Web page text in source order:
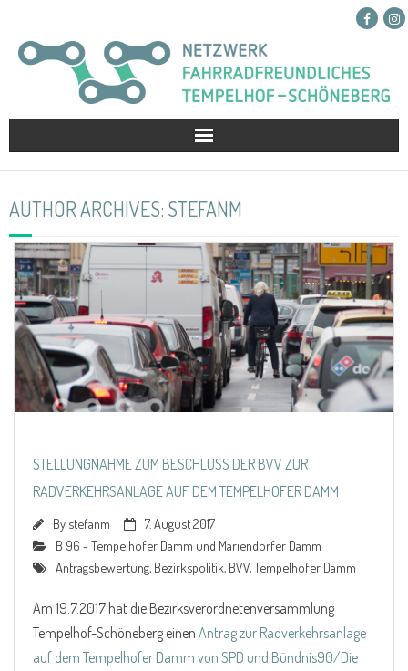
Netzwerk
Projekte
Presse
Kontakt
Spenden
AUTHOR ARCHIVES: STEFANM
STELLUNGNAHME ZUM BESCHLUSS DER BVV ZUR
RADVERKEHRSANLAGE AUF DEM TEMPELHOFER DAMM
By stefanm
7. August 2017
B 96 - Tempelhofer Damm und Mariendorfer Damm
Antragsbewertung, Bezirkspolitik, BVV,Tempelhofer Damm
Am 19.7.2017 hat die Bezirksverordnetenversammlung
Tempelhof-Schöneberg einen Antrag zur Radverkehrsanlage
auf dem Tempelhofer Damm von SPD und Bündnis90/Die